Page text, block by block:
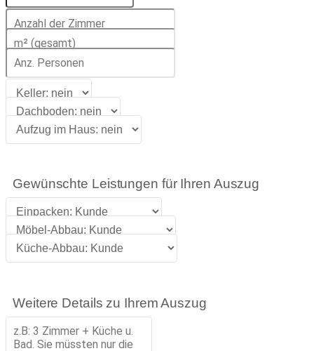
Gewünschte Leistungen für Ihren Auszug
Weitere Details zu Ihrem Auszug